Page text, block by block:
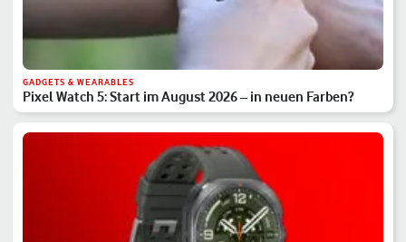
GADGETS & WEARABLES
Pixel Watch 5: Start im August 2026 – in neuen Farben?